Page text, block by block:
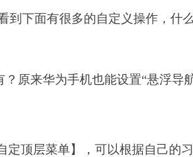
到下面有很多的自定义操作，什
定顶层菜单】，可以根据自己的